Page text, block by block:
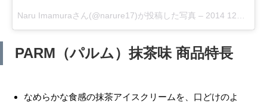
Naru Imamuraさん(@narure17)が投稿した写真 – 2014 12月 19 1:08午前 PST
PARM（パルム）抹茶味 商品特長
なめらかな食感の抹茶アイスクリームを、口どけのよ